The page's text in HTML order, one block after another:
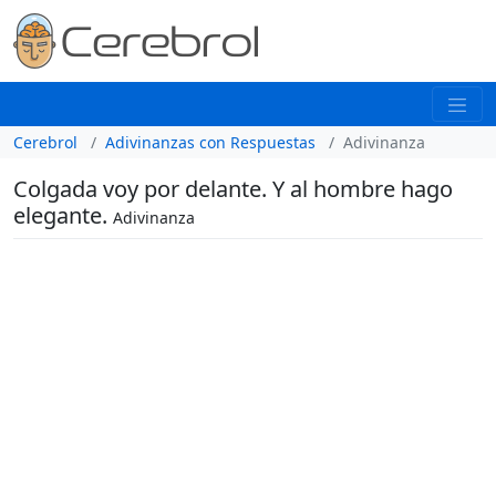
Cerebrol Adivinanzas con Respuestas Adivinanza
Colgada voy por delante. Y al hombre hago
elegante. Adivinanza